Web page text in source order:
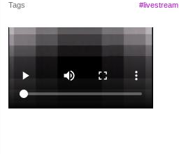
Tags #livestream